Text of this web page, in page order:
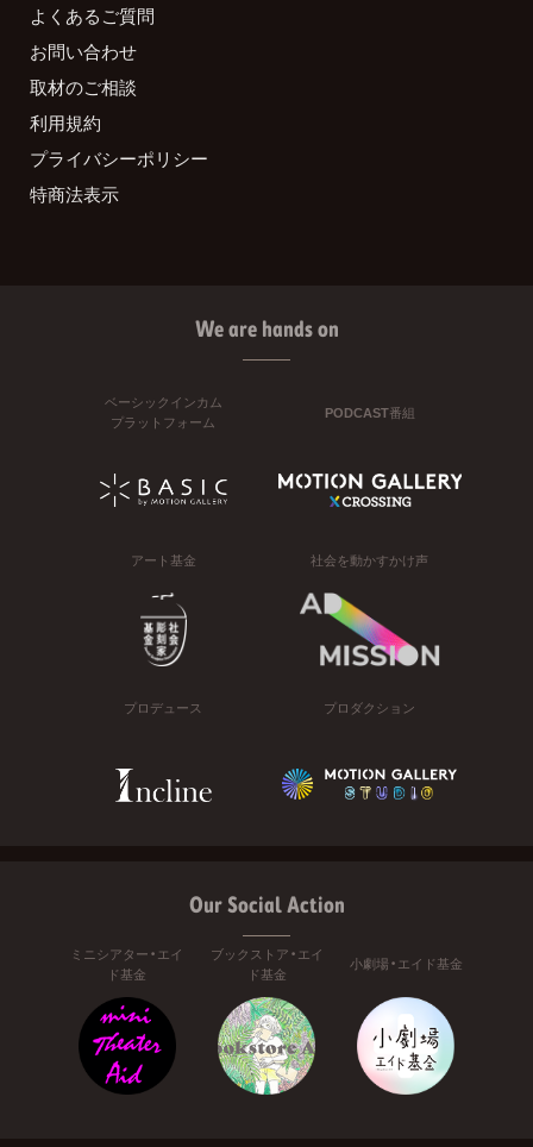
よくあるご質問
お問い合わせ
取材のご相談
利用規約
プライバシーポリシー
特商法表示
We are hands on
ベーシックインカム
プラットフォーム
PODCAST番組
アート基金 社会を動かすかけ声
プロデュース プロダクション
Our Social Action
ミニシアター・エイ
ド基金
ブックストア・エイ
ド基金
小劇場・エイド基金